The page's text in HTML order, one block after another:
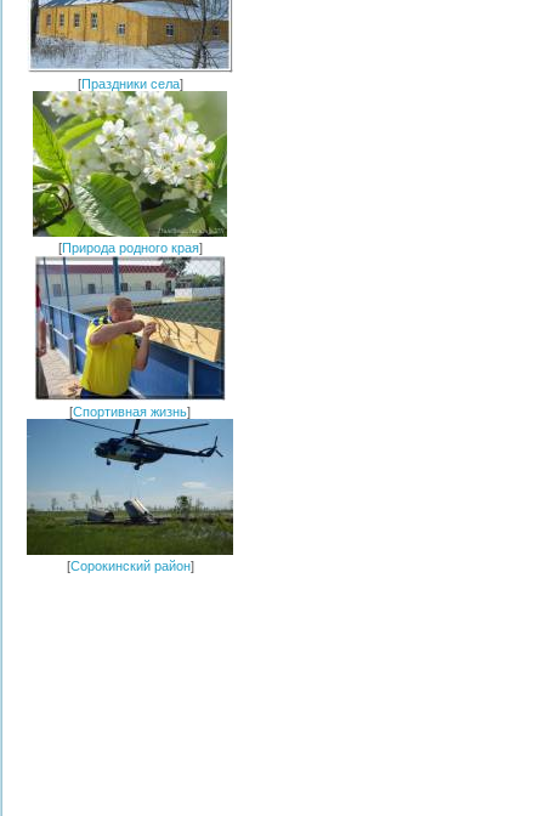
[Праздники села]
[Природа родного края]
[Спортивная жизнь]
[Сорокинский район]